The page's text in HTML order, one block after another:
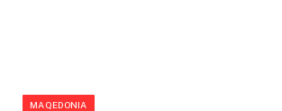
MAQEDONIA